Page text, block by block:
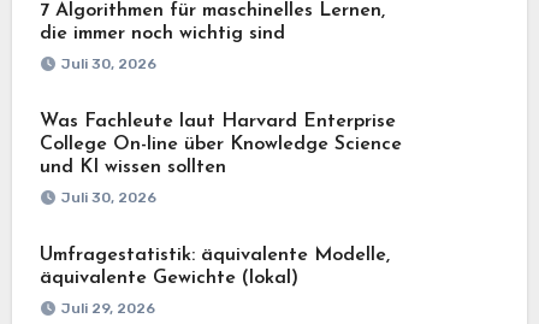
7 Algorithmen für maschinelles Lernen,
die immer noch wichtig sind
Juli 30, 2026
Was Fachleute laut Harvard Enterprise
College On-line über Knowledge Science
und KI wissen sollten
Juli 30, 2026
Umfragestatistik: äquivalente Modelle,
äquivalente Gewichte (lokal)
Juli 29, 2026